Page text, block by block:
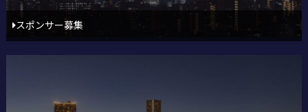
スポンサー募集